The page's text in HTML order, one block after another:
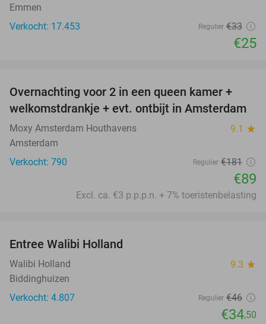
Emmen
Verkocht: 17.453
Regulier €33
€25
51%
Overnachting voor 2 in een queen kamer +
welkomstdrankje + evt. ontbijt in Amsterdam
Moxy Amsterdam Houthavens 9.1 star
Amsterdam
Verkocht: 790
Regulier €181
€89
Excl. ca. €3 p.p.p.n. + 7% toeristenbelasting
Entree Walibi Holland
Walibi Holland 9.3 star
Biddinghuizen
Verkocht: 4.807
Regulier €46
€34,50